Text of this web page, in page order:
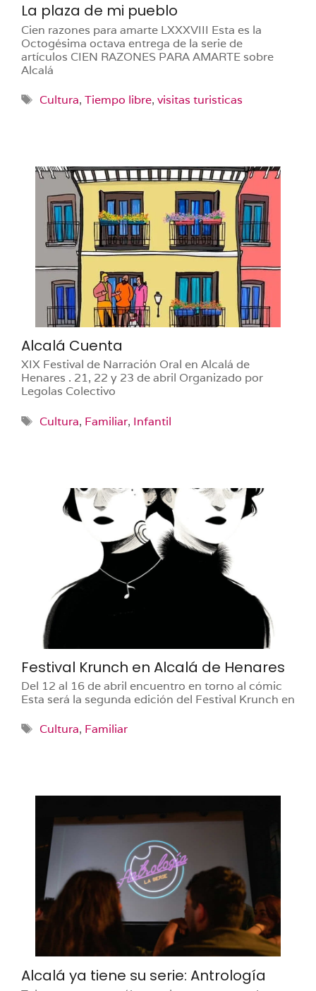
La plaza de mi pueblo
Cien razones para amarte LXXXVIII Esta es la
Octogésima octava entrega de la serie de
artículos CIEN RAZONES PARA AMARTE sobre
Alcalá
Etiquetas
Cultura, Tiempo libre, visitas turisticas
Alcalá Cuenta
XIX Festival de Narración Oral en Alcalá de
Henares . 21, 22 y 23 de abril Organizado por
Legolas Colectivo
Etiquetas
Cultura, Familiar, Infantil
Festival Krunch en Alcalá de Henares
Del 12 al 16 de abril encuentro en torno al cómic
Esta será la segunda edición del Festival Krunch en
Etiquetas
Cultura, Familiar
Alcalá ya tiene su serie: Antrología